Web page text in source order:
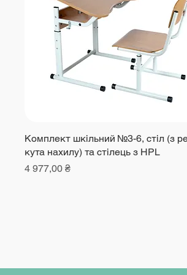
Комплект шкільний №3-6, cтіл (з
кута нахилу) та cтілець з HPL
Ціна
4 977,00 ₴